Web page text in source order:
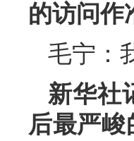
的访问作
毛宁：
新华社
后最严